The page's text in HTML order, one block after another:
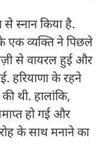
स्नान किया है.
एक व्यक्ति ने पिछले
से वायरल हुई और
हरियाणा के रहने
थी. हालांकि,
हो गई और
के साथ मनाने का